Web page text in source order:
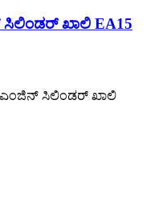
ಖಾಲಿ EA15
ಸಿಲಿಂಡರ್ ಖಾಲಿ